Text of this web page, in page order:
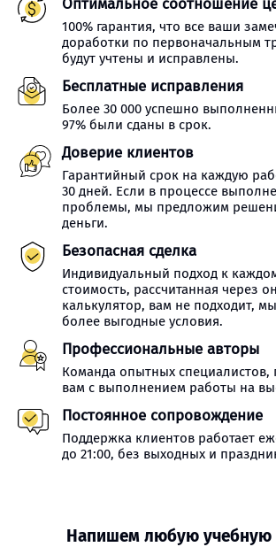
Оптимальное соотношение
100% гарантия, что все ваши
доработки по первоначальным
будут учтены и исправлены.
Бесплатные исправления
Более 30 000 успешно
97% были сданы в срок.
Доверие клиентов
Гарантийный срок на каждую
30 дней. Если в процессе
проблемы, мы предложим
деньги.
Безопасная сделка
Индивидуальный подход к
стоимость, рассчитанная через
калькулятор, вам не подходит,
более выгодные условия.
Профессиональные авторы
Команда опытных специалистов,
вам с выполнением работы на
Постоянное сопровождение
Поддержка клиентов работает
до 21:00, без выходных и
Напишем любую учебную